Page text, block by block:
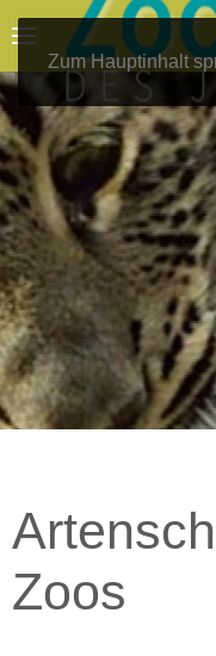
Zum Hauptinhalt
Zoos